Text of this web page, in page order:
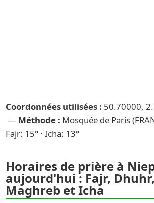
Coordonnées utilisées : 50.70000,
— Méthode : Mosquée de Paris
Fajr: 15° · Icha: 13°
Horaires de prière à
aujourd'hui : Fajr,
Maghreb et Icha